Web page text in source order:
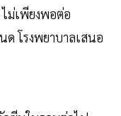
ม่เพียงพอต่อ
ด โรงพยาบาลเสนอ